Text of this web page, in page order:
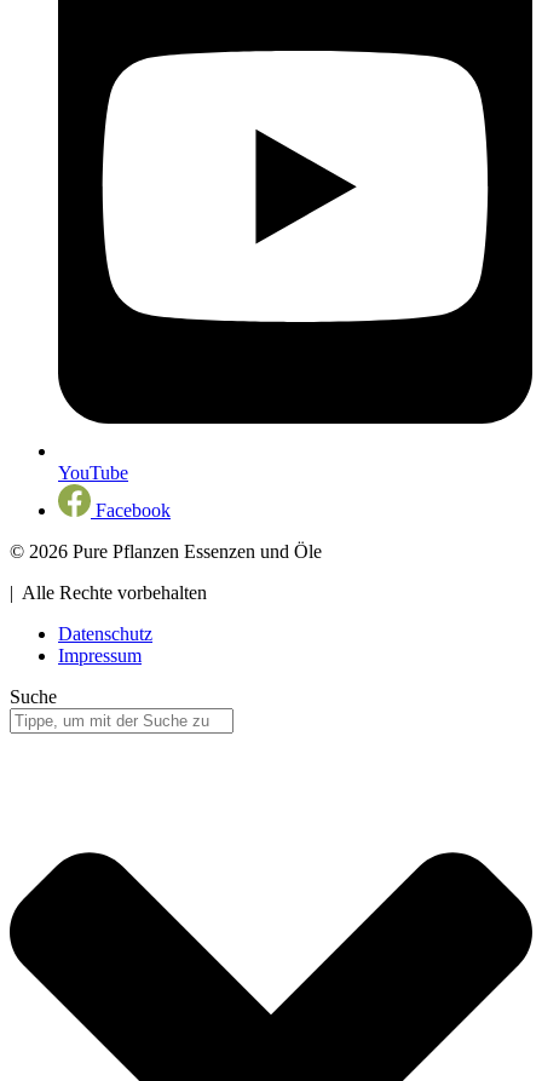
YouTube
Facebook
© 2026 Pure Pflanzen Essenzen und Öle
| Alle Rechte vorbehalten
Datenschutz
Impressum
Suche